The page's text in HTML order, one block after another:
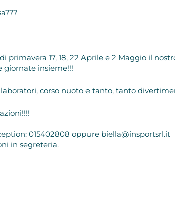
primavera 17, 18, 22 Aprile e 2 Maggio il
giornate insieme!!!
corso nuoto e tanto, tanto
015402808 oppure biella@insportsrl.it
in segreteria.